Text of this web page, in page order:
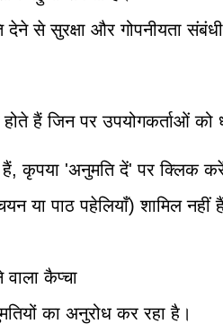
से सुरक्षा और गोपनीयता
हैं जिन पर उपयोगकर्ताओं को
कृपया 'अनुमति दें' पर क्लिक
या पाठ पहेलियाँ) शामिल नहीं
कैप्चा
का अनुरोध कर रहा है।